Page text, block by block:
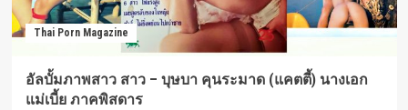
Thai Porn Magazine
อัลบั้มภาพสาว สาว – บุษบา คุนระมาด (แคตตี้) นางเอก
แม่เบี้ย ภาคพิสดาร